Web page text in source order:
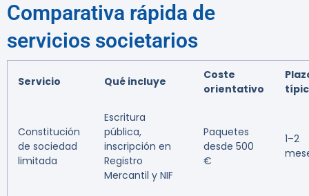
Comparativa rápida de
servicios societarios
Servicio Qué incluye
Coste
orientativo
Constitución
de sociedad
limitada
Escritura
pública,
inscripción en
Registro
Mercantil y NIF
Paquetes
desde 500
€
1–2